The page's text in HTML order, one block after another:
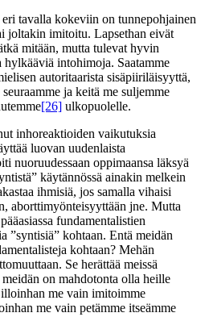
tavalla kokeviin on tunnepohjainen
joltakin imitoitu. Lapsethan eivät
mitään, mutta tulevat hyvin
intohimoja. Saatamme
autoritaarista sisäpiiriläisyyttä,
ja keitä me suljemme
[26] ulkopuolelle.
inhoreaktioiden vaikutuksia
luovan uudenlaista
nuoruudessaan oppimaansa läksyä
käytännössä ainakin melkein
ihmisiä, jos samalla vihaisi
aborttimyönteisyyttään jne. Mutta
fundamentalistien
”syntisiä” kohtaan. Entä meidän
kohtaan? Mehän
Se herättää meissä
on mahdotonta olla heille
me vain imitoimme
me vain petämme itseämme